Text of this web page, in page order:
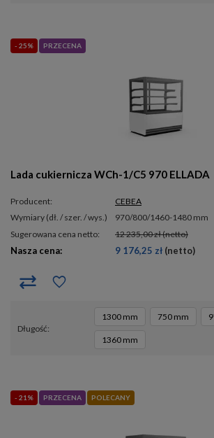
- 25% PRZECENA
Lada cukiernicza WCh-1/C5 970 ELLADA
Producent:
CEBEA
wymiary (dł. / szer. / wys.)
970/800/1460-1480 mm
Sugerowana cena netto:
12 235,00 zł(netto)
Nasza cena: 9 176,25 zł (netto)
długość
1300 mm 750 mm
1360 mm
- 21% PRZECENA POLECANY